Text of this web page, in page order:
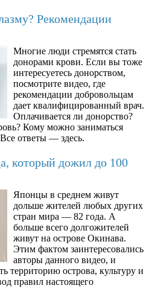
Рекомендации
Многие люди стремятся стать
донорами крови. Если вы тоже
интересуетесь донорством,
посмотрите видео, где
рекомендации добровольцам
дает квалифицированный врач.
Оплачивается ли донорство?
Кому можно заниматься
ответы — здесь.
который дожил до 100
Японцы в среднем живут
дольше жителей любых других
стран мира — 82 года. А
больше всего долгожителей
живут на острове Окинава.
Этим фактом заинтересовались
авторы данного видео, и
территорию острова, культуру и
правил настоящего